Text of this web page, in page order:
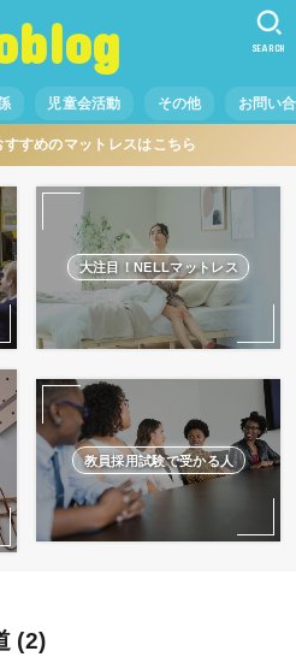
児童会活動 その他 お問い
SEARCH
すめのマットレスはこちら
大注目！NELLマットレス
教員採用試験で受かる人
(2)